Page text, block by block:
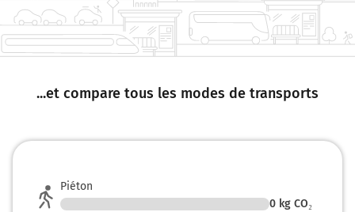
...et compare tous les modes de transports
Piéton
0 kg CO₂